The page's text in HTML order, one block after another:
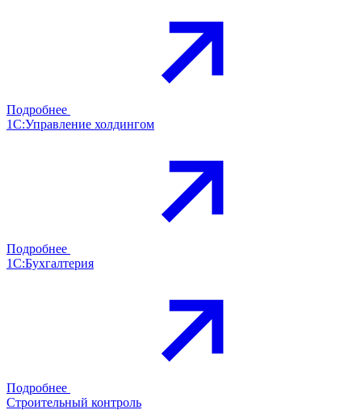
Подробнее
1С:Управление холдингом
Подробнее
1С:Бухгалтерия
Подробнее
Строительный контроль